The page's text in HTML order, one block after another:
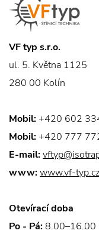
VF typ s.r.o.
ul. 5. Května 1125
280 00 Kolín
Mobil: +420 602
Mobil: +420 777
E-mail:
www:www.vf-typ.cz
Otevírací doba
Po - Pá:8.00–16.00